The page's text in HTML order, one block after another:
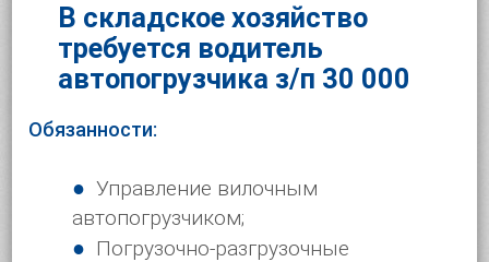
В складское хозяйство
требуется водитель
автопогрузчика з/п 30 000
Обязанности:
Управление вилочным
автопогрузчиком;
Погрузочно-разгрузочные